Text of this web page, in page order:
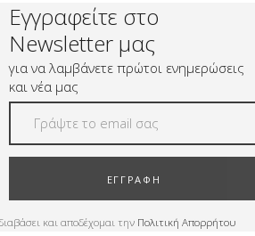
Εγγραφείτε στο
Newsletter μας
για να λαμβάνετε πρώτοι ενημερώσεις
και νέα μας
ΕΓΓΡΑΦΗ
και αποδέχομαι την Πολιτική Απορρήτου